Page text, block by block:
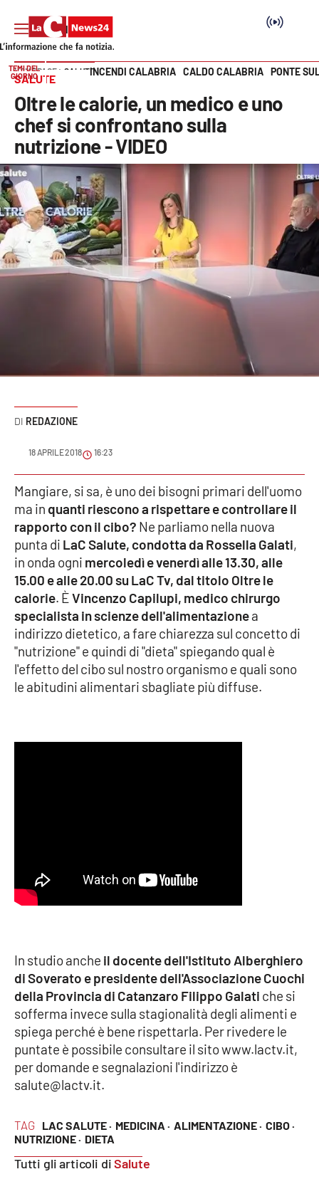
SEZIONI
Cronaca
Politica
Attualità
Economia e lavoro
Meteo
Editoriali
VIDEO
Ambiente
Cronaca
Cultura
Politica
RUBRICHE
Parchi Marini Calabria
Leggendo Alvaro insieme
Imprese Di Calabria
Le perfidie di Antonella Grippo
STREAMING
Vai
TEMI DEL
GIORNO
INCENDI CALABRIA CALDO CALABRIA PONTE
HOME PAGE SALUTE
SALUTE
Oltre le calorie, un medico e uno
chef si confrontano sulla
nutrizione - VIDEO
REDAZIONE
18 APRILE 2018 16:23
TAG LAC SALUTE · MEDICINA · ALIMENTAZIONE · CIBO ·
NUTRIZIONE · DIETA
Tutti gli articoli diSalute
Mangiare, si sa, è uno dei bisogni primari dell'uomo
ma in quanti riescono a rispettare e controllare il
rapporto con il cibo? Ne parliamo nella nuova
punta di LaC Salute, condotta da Rossella Galati,
in onda ogni mercoledì e venerdì alle 13.30, alle
15.00 e alle 20.00 su LaC Tv, dal titolo Oltre le
calorie. ÈVincenzo Capilupi, medico chirurgo
specialista in scienze dell'alimentazionea
indirizzo dietetico, a fare chiarezza sul concetto di
"nutrizione" e quindi di "dieta" spiegando qual è
l'effetto del cibo sul nostro organismo e quali sono
le abitudini alimentari sbagliate più diffuse.
In studio anche il docente dell'Istituto Alberghiero
di Soverato e presidente dell'Associazione Cuochi
della Provincia di Catanzaro Filippo Galati che si
sofferma invece sulla stagionalità degli alimenti e
spiega perché è bene rispettarla. Per rivedere le
puntate è possibile consultare il sito www.lactv.it,
per domande e segnalazioni l'indirizzo è
salute@lactv.it.